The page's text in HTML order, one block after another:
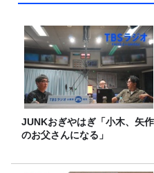
JUNKおぎやはぎ「小木、矢作
のお父さんになる」